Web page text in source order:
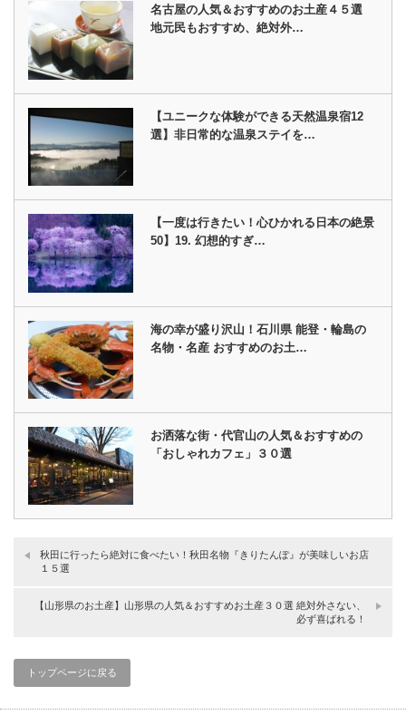
名古屋の人気＆おすすめのお土産４５選
地元民もおすすめ、絶対外…
【ユニークな体験ができる天然温泉宿12
選】非日常的な温泉ステイを…
【一度は行きたい！心ひかれる日本の絶景
50】19. 幻想的すぎ…
海の幸が盛り沢山！石川県 能登・輪島の
名物・名産 おすすめのお土…
お洒落な街・代官山の人気＆おすすめの
「おしゃれカフェ」３０選
秋田に行ったら絶対に食べたい！秋田名物『きりたんぽ』が美味しいお店
１５選
【山形県のお土産】山形県の人気＆おすすめお土産３０選 絶対外さない、
必ず喜ばれる！
トップページに戻る